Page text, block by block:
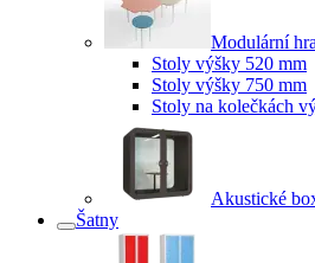
Modulární
Stoly výšky 520 mm
Stoly výšky 750 mm
Stoly na kolečkách
Akustické
Šatny